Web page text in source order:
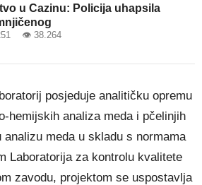
u Cazinu: Policija uhapsila
👁 38.264
posjeduje analitičku opremu
hemijskih analiza meda i pčelinjih
analizu meda u skladu s normama
Laboratorija za kontrolu kvalitete
zavodu, projektom se uspostavlja